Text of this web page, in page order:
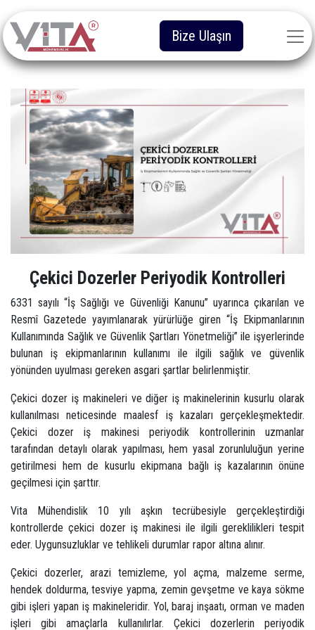
Bize Ulaşın
Çekici Dozerler Periyodik Kontrolleri
6331 sayılı “İş Sağlığı ve Güvenliği Kanunu” uyarınca çıkarılan ve
Resmî Gazetede yayımlanarak yürürlüğe giren “İş Ekipmanlarının
Kullanımında Sağlık ve Güvenlik Şartları Yönetmeliği” ile işyerlerinde
bulunan iş ekipmanlarının kullanımı ile ilgili sağlık ve güvenlik
yönünden uyulması gereken asgari şartlar belirlenmiştir.
Çekici dozer iş makineleri ve diğer iş makinelerinin kusurlu olarak
kullanılması neticesinde maalesf iş kazaları gerçekleşmektedir.
Çekici dozer iş makinesi periyodik kontrollerinin uzmanlar
tarafından detaylı olarak yapılması, hem yasal zorunluluğun yerine
getirilmesi hem de kusurlu ekipmana bağlı iş kazalarının önüne
geçilmesi için şarttır.
Vita Mühendislik 10 yılı aşkın tecrübesiyle gerçekleştirdiği
kontrollerde çekici dozer iş makinesi ile ilgili gereklilikleri tespit
eder. Uygunsuzluklar ve tehlikeli durumlar rapor altına alınır.
Çekici dozerler, arazi temizleme, yol açma, malzeme serme,
hendek doldurma, tesviye yapma, zemin gevşetme ve kaya sökme
gibi işleri yapan iş makineleridir. Yol, baraj inşaatı, orman ve maden
işleri gibi amaçlarla kullanılırlar. Çekici dozerlerin periyodik